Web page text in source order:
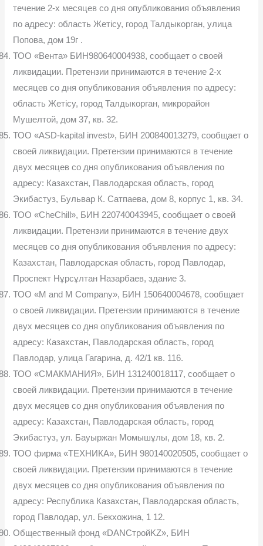
течение 2-х месяцев со дня опубликования объявления
по адресу: область Жетісу, город Талдыкорган, улица
Попова, дом 19г .
ТОО «Вента» БИН980640004938, сообщает о своей
ликвидации. Претензии принимаются в течение 2-х
месяцев со дня опубликования объявления по адресу:
область Жетісу, город Талдыкорган, микрорайон
Мушелтой, дом 37, кв. 32.
ТОО «ASD-kapital invest», БИН 200840013279, сообщает о
своей ликвидации. Претензии принимаются в течение
двух месяцев со дня опубликования объявления по
адресу: Казахстан, Павлодарская область, город
Экибастуз, Бульвар К. Сатпаева, дом 8, корпус 1, кв. 34.
ТОО «CheChill», БИН 220740043945, сообщает о своей
ликвидации. Претензии принимаются в течение двух
месяцев со дня опубликования объявления по адресу:
Казахстан, Павлодарская область, город Павлодар,
Проспект Нұрсұлтан Назарбаев, здание 3.
ТОО «М and M Company», БИН 150640004678, сообщает
о своей ликвидации. Претензии принимаются в течение
двух месяцев со дня опубликования объявления по
адресу: Казахстан, Павлодарская область, город
Павлодар, улица Гагарина, д. 42/1 кв. 116.
ТОО «СМАКМАНИЯ», БИН 131240018117, сообщает о
своей ликвидации. Претензии принимаются в течение
двух месяцев со дня опубликования объявления по
адресу: Казахстан, Павлодарская область, город
Экибастуз, ул. Бауыржан Момышұлы, дом 18, кв. 2.
ТОО фирма «ТЕХНИКА», БИН 980140020505, сообщает о
своей ликвидации. Претензии принимаются в течение
двух месяцев со дня опубликования объявления по
адресу: Республика Казахстан, Павлодарская область,
город Павлодар, ул. Бекхожина, 1 12.
Общественный фонд «DANСтройKZ», БИН